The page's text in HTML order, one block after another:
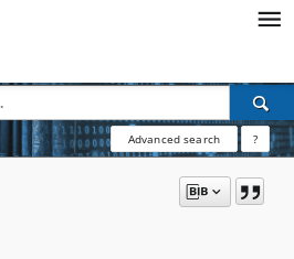
Advanced search ?